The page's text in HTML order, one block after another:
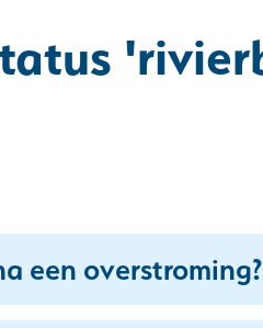
een overstroming?